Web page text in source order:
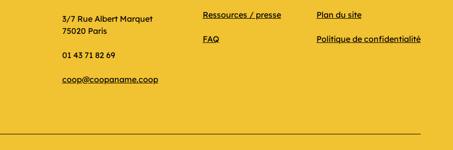
3/7 Rue Albert Marquet
75020 Paris
01 43 71 82 69
coop@coopaname.coop
Ressources / presse
FAQ
Plan du site
Politique de confidentialité